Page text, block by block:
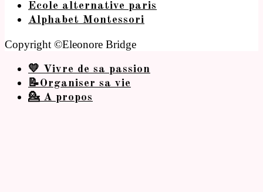
Ecole alternative paris
Alphabet Montessori
Copyright ©Eleonore Bridge
💛 Vivre de sa passion
📝Organiser sa vie
💁 A propos